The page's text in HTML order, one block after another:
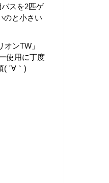
バスを2匹ゲ
のと小さい
ンTW」
使用に丁度
( ´∀｀)